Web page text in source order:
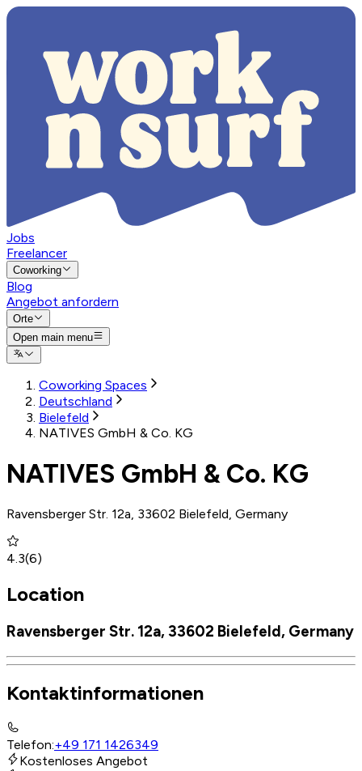
Jobs
Freelancer
Coworking
Blog
Angebot anfordern
Orte
Open main menu
Coworking Spaces
Deutschland
Bielefeld
NATIVES GmbH & Co. KG
NATIVES GmbH & Co. KG
Ravensberger Str. 12a, 33602 Bielefeld, Germany
4.3(6)
Location
Ravensberger Str. 12a, 33602 Bielefeld, Germany
Kontaktinformationen
Telefon:+49 171 1426349
Kostenloses Angebot